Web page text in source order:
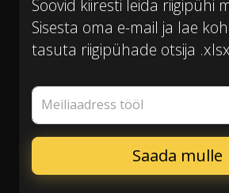
Soovid kiiresti leida riigipühi
Sisesta oma e-mail ja lae
tasuta riigipühade otsija
Meiliaadress tööl